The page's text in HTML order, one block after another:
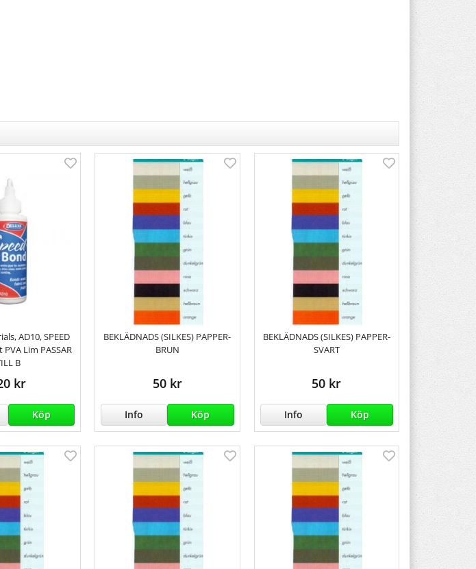
AD10, SPEED
Lim PASSAR
B
kr
Köp
BEKLÄDNADS (SILKES) PAPPER-
BRUN
50 kr
Info Köp
BEKLÄDNADS (SILKES) PAPPER-
SVART
50 kr
Info Köp